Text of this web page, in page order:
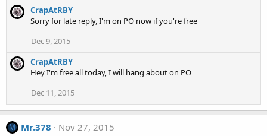
CrapAtRBY
Sorry for late reply, I'm on PO now if you're free
Dec 9, 2015
CrapAtRBY
Hey I'm free all today, I will hang about on PO
Dec 11, 2015
M Mr.378
Nov 27, 2015